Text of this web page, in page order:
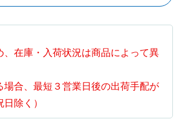
在庫・入荷状況は商品によって異
合、最短３営業日後の出荷手配が
除く）